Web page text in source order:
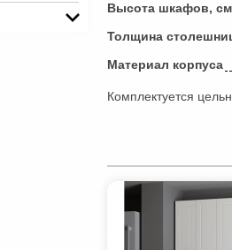
Высота шкафов, см
Толщина
Материал корпуса
Комплектуется